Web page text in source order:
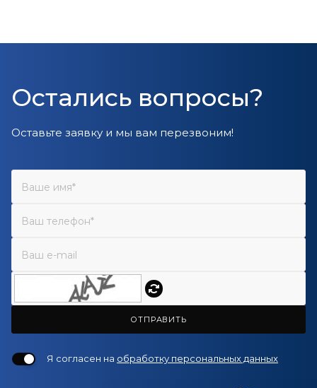
Остались вопросы?
Оставьте заявку и мы вам перезвоним!
ОТПРАВИТЬ
Я согласен на обработку персональных данных